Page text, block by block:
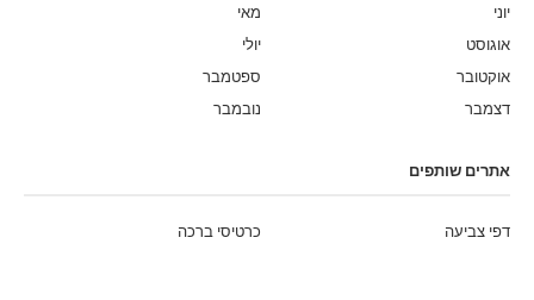
מאי
יוני
יולי
אוגוסט
ספטמבר
אוקטובר
נובמבר
דצמבר
אתרים שותפים
כרטיסי ברכה דפי צביעה